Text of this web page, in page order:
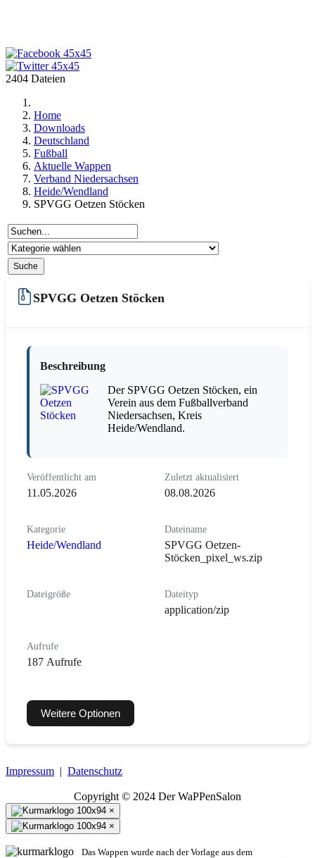
2404 Dateien
Home
Downloads
Deutschland
Fußball
Aktuelle Wappen
Verband Niedersachsen
Heide/Wendland
SPVGG Oetzen Stöcken
SPVGG Oetzen Stöcken
Beschreibung
Der SPVGG Oetzen Stöcken, ein
Verein aus dem Fußballverband
Niedersachsen, Kreis
Heide/Wendland.
Veröffentlicht am
11.05.2026
Zuletzt aktualisiert
08.08.2026
Kategorie
Heide/Wendland
Dateiname
SPVGG Oetzen-
Stöcken_pixel_ws.zip
Dateigröße Dateityp
application/zip
Aufrufe
187 Aufrufe
Weitere Optionen
Impressum | Datenschutz
Copyright © 2024 Der WaPPenSalon
×
×
Das Wappen wurde nach der Vorlage aus dem